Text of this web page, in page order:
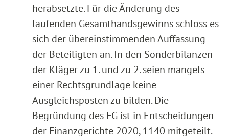
herabsetzte. Für die Änderung des
laufenden Gesamthandsgewinns schloss es
sich der übereinstimmenden Auffassung
der Beteiligten an. In den Sonderbilanzen
der Kläger zu 1. und zu 2. seien mangels
einer Rechtsgrundlage keine
Ausgleichsposten zu bilden. Die
Begründung des FG ist in Entscheidungen
der Finanzgerichte 2020, 1140 mitgeteilt.